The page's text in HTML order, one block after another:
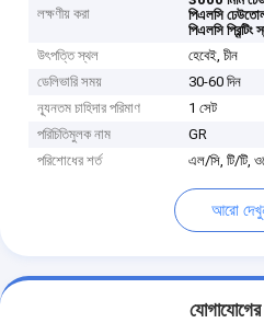
লক্ষণীয় করা
পিএলসি
পিএলসি প্রিন্টিং
উৎপত্তি স্থল
হেবেই, চীন
ডেলিভারি সময়
30-60 দিন
ন্যূনতম চাহিদার পরিমাণ
1 সেট
পরিচিতিমুলক নাম
GR
পরিশোধের শর্ত
এল/সি, টি/টি,
আরো
যোগাযোগের